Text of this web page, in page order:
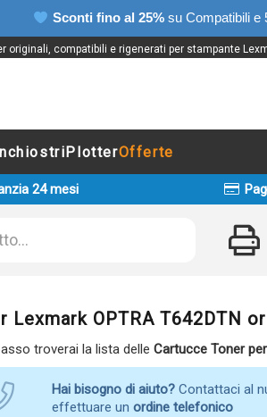
Sconti fino al 25% su Compatibili e
originali, compatibili e rigenerati per stampante
PlotterOfferte
24 mesi
Lexmark OPTRA T642DTN
troverai la lista delle Cartucce Toner
Hai bisogno di aiuto?Contattaci al
effettuare un ordine telefonico